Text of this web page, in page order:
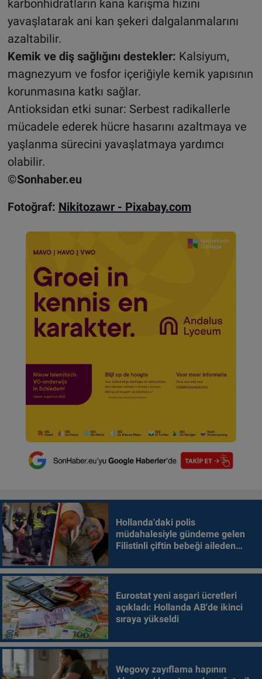
karbonhidratların kana karışma hızını
yavaşlatarak ani kan şekeri dalgalanmalarını
azaltabilir.
Kemik ve diş sağlığını destekler: Kalsiyum,
magnezyum ve fosfor içeriğiyle kemik yapısının
korunmasına katkı sağlar.
Antioksidan etki sunar: Serbest radikallerle
mücadele ederek hücre hasarını azaltmaya ve
yaşlanma sürecini yavaşlatmaya yardımcı
olabilir.
©Sonhaber.eu
Fotoğraf: Nikitozawr - Pixabay.com
Hollanda'daki polis
müdahalesiyle gündeme gelen
Filistinli çiftin bebeği aileden
Eurostat yeni asgari ücretleri
açıkladı: Hollanda AB'de ikinci
sıraya yükseldi
Wegovy zayıflama hapının